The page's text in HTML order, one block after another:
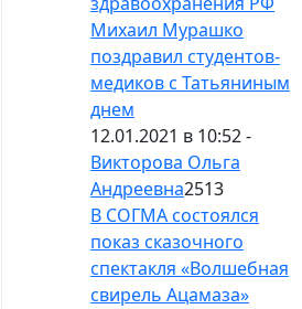
Михаил Мурашко
поздравил студентов-
медиков с Татьяниным
днем
12.01.2021 в 10:52 -
Викторова Ольга
Андреевна2513
В СОГМА состоялся
показ сказочного
спектакля «Волшебная
свирель Ацамаза»